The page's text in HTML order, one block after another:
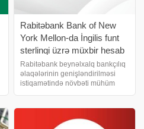
Rabitəbank Bank of New
York Mellon-da İngilis funt
sterlinqi üzrə müxbir hesab
açıb
Rabitəbank beynəlxalq bankçılıq
əlaqələrinin genişləndirilməsi
istiqamətində növbəti mühüm
ilə əməkdaşlığını daha da inkişaf